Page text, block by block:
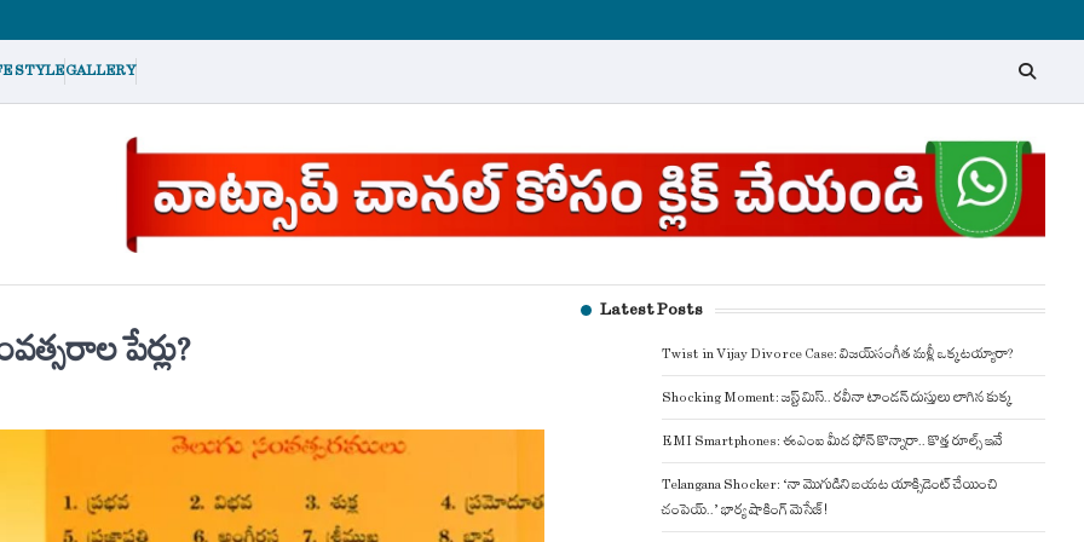
STYLEGALLERY
పేర్లు?
Latest Posts
Twist in Vijay Divorce Case: విజయ్-సంగీత మళ్లీ ఒక్కటయ్యారా?
Shocking Moment: జస్ట్ మిస్.. రవీనా టాండన్ దుస్తులు లాగిన కుక్క
EMI Smartphones: ఈఎంఐ మీద ఫోన్ కొన్నారా.. కొత్త రూల్స్ ఇవే
Telangana Shocker: ‘నా మొగుడిని బయట యాక్సిడెంట్ చేయించి
చంపెయ్..’ భార్య షాకింగ్ మెసేజ్!